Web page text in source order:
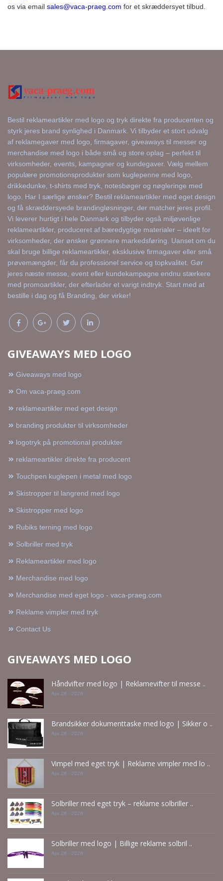
os via email sales@vaca-praeg.com for et skræddersyet tilbud.
Bestil reklameartikler med logo og tryk direkte fra producenten og
styrk jeres brand synlighed i Danmark. Vi tilbyder et stort udvalg
af reklamegaver med logo, firmagaver, giveaways til messer og
merchandise med logo i både små og store oplag – perfekt til
virksomheder, events, kampagner og kundegaver. Vælg mellem
populære promotionsprodukter som kuglepenne med logo,
drikkedunke, t-shirts med tryk, notesbøger og nøgleringe med
logo. Har I særlige ønsker? Bestil reklameartikler med eget design
og få skræddersyede brandingløsninger, der matcher jeres profil.
Vi leverer hurtigt i hele Danmark og tilbyder også miljøvenlige
reklameartikler, produceret af bæredygtige materialer – ideelt for
virksomheder, der ønsker grønnere markedsføring. Uanset om du
skal bruge billige reklameartikler, eksklusive firmagaver eller små
prøvemængder, får du professionel service og topkvalitet. Gør
jeres næste messe, event eller kundekampagne endnu stærkere
med promoartikler, der efterlader et varigt indtryk. Start med at
bestille i dag og få Branding, der virker!
GIVEAWAYS MED LOGO
Giveaways med logo
Om vaca-praeg.com
reklameartikler med eget design
branding produkter til virksomheder
logotryk på promotional produkter
reklameartikler direkte fra producent
Touchpen kuglepen i metal med logo
Skistropper til langrend med logo
Skistropper med logo
Rubiks terning med logo
Solbriller med tryk
Reklameartikler med logo
Merchandise med logo
Merchandise med eget logo - vaca-praeg.com
Reklame vimpler med tryk
Contact Us
GIVEAWAYS MED LOGO
Håndvifter med logo | Reklamevifter til messe ..
Apr 26 - 2026
Brandsikker dokumenttaske med logo | Sikker o ..
Apr 26 - 2026
Vimpel med eget tryk | Reklame vimpler med lo ..
Apr 26 - 2026
Solbriller med eget tryk – reklame solbriller ..
Apr 26 - 2026
Solbriller med logo | Billige reklame solbril ..
Apr 26 - 2026